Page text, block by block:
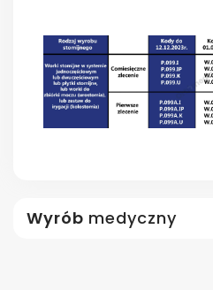
Wyrób medyczny